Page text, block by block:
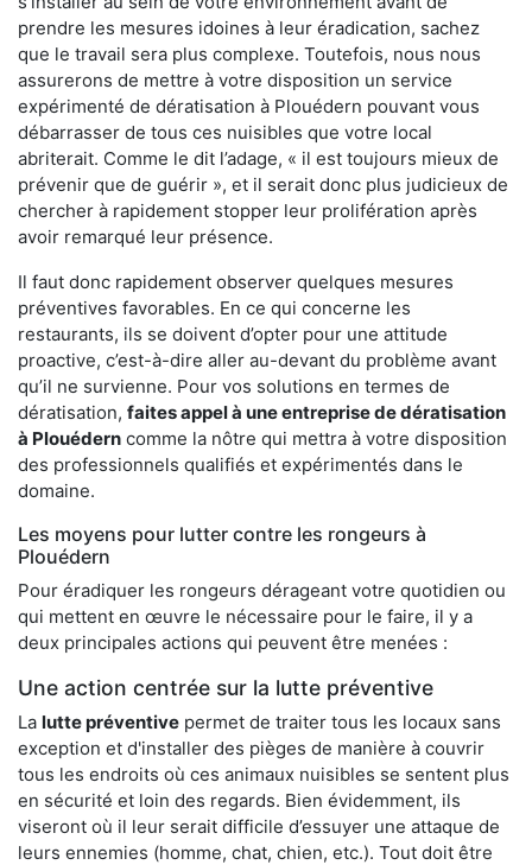
prendre les mesures idoines à leur éradication, sachez
que le travail sera plus complexe. Toutefois, nous nous
assurerons de mettre à votre disposition un service
expérimenté de dératisation à Plouédern pouvant vous
débarrasser de tous ces nuisibles que votre local
abriterait. Comme le dit l’adage, « il est toujours mieux de
prévenir que de guérir », et il serait donc plus judicieux de
chercher à rapidement stopper leur prolifération après
avoir remarqué leur présence.
Il faut donc rapidement observer quelques mesures
préventives favorables. En ce qui concerne les
restaurants, ils se doivent d’opter pour une attitude
proactive, c’est-à-dire aller au-devant du problème avant
qu’il ne survienne. Pour vos solutions en termes de
dératisation, faites appel à une entreprise de dératisation
à Plouédern comme la nôtre qui mettra à votre disposition
des professionnels qualifiés et expérimentés dans le
domaine.
Les moyens pour lutter contre les rongeurs à
Plouédern
Pour éradiquer les rongeurs dérageant votre quotidien ou
qui mettent en œuvre le nécessaire pour le faire, il y a
deux principales actions qui peuvent être menées :
Une action centrée sur la lutte préventive
La lutte préventive permet de traiter tous les locaux sans
exception et d'installer des pièges de manière à couvrir
tous les endroits où ces animaux nuisibles se sentent plus
en sécurité et loin des regards. Bien évidemment, ils
viseront où il leur serait difficile d’essuyer une attaque de
leurs ennemies (homme, chat, chien, etc.). Tout doit être